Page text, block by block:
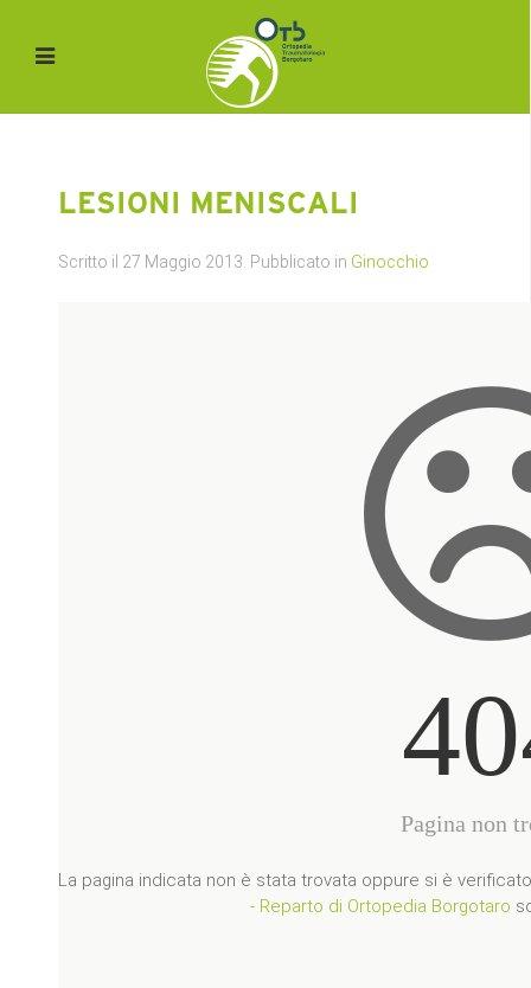
LESIONI MENISCALI
Scritto il 27 Maggio 2013 . Pubblicato in Ginocchio